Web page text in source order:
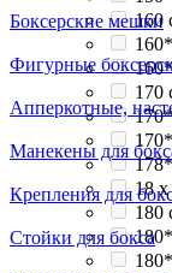
160
170
18
180
Боксерские мешки
Фигурные
Апперкотные,
Манекены для
Крепления для
Стойки для бокса